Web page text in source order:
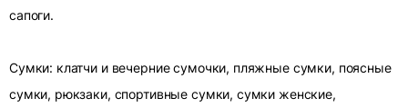
сапоги.
Сумки: клатчи и вечерние сумочки, пляжные сумки, поясные
сумки, рюкзаки, спортивные сумки, сумки женские,